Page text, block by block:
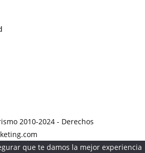
2010-2024 - Derechos
que te damos la mejor experiencia